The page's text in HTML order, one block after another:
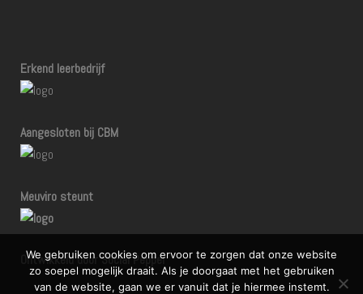
Erkend leerbedrijf
Aangesloten bij CBM
Meuviro steunt
Ontwikkeld door Social Pepper
We gebruiken cookies om ervoor te zorgen dat onze website
zo soepel mogelijk draait. Als je doorgaat met het gebruiken
van de website, gaan we er vanuit dat je hiermee instemt.